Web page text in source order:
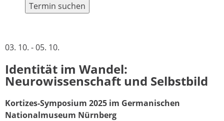
Termin suchen
03. 10. - 05. 10.
Identität im Wandel:
Neurowissenschaft und Selbstbild
Kortizes-Symposium 2025 im Germanischen
Nationalmuseum Nürnberg